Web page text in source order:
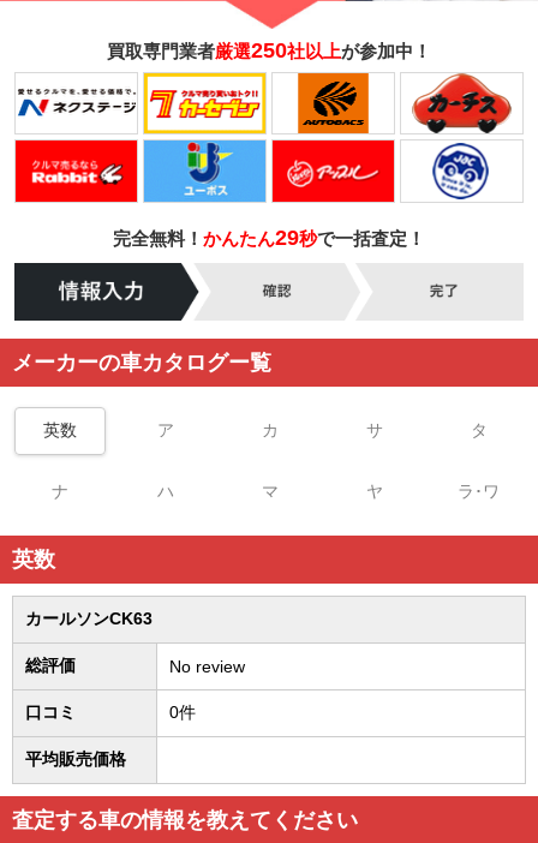
買取専門業者厳選250社以上が参加中！
完全無料！ かんたん29秒で一括査定！
メーカーの車カタログー覧
英数 ア カ サ タ
ナ ハ マ ヤ ラ･ワ
英数
カールソンCK63
総評価 No review
口コミ 0件
平均販売価格
査定する車の情報を教えてください